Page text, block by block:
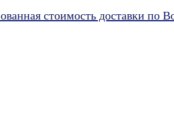
стоимость доставки по